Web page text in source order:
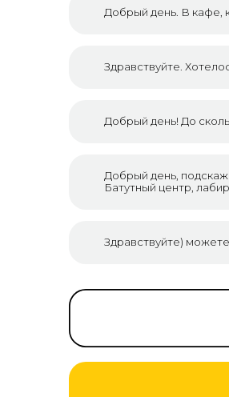
Добрый день. В кафе,
Здравствуйте.
Добрый день! До
Добрый день,
Батутный центр,
Здравствуйте)